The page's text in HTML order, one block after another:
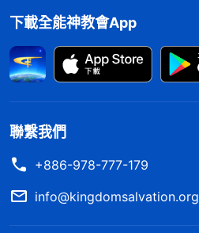
下載全能神教會App
聯繫我們
+886-978-777-179
info@kingdomsalvation.org